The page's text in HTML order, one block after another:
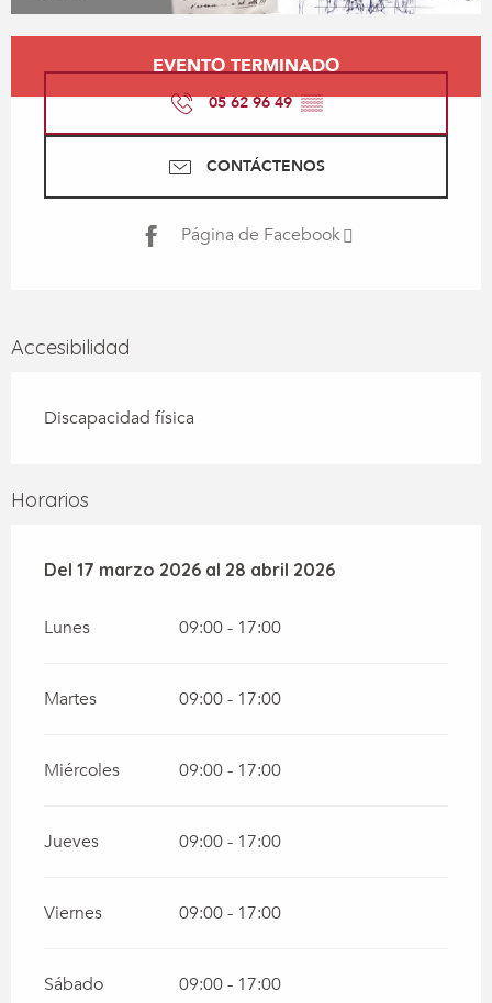
EVENTO TERMINADO
05 62 96 49▒▒
CONTÁCTENOS
Página de Facebook
Accesibilidad
Discapacidad física
Horarios
Del 17 marzo 2026 al 28 abril 2026
Del 17 marzo 2026 al 28 abril 2026
Lunes 09:00 - 17:00
Martes 09:00 - 17:00
Miércoles 09:00 - 17:00
Jueves 09:00 - 17:00
Viernes 09:00 - 17:00
Sábado 09:00 - 17:00